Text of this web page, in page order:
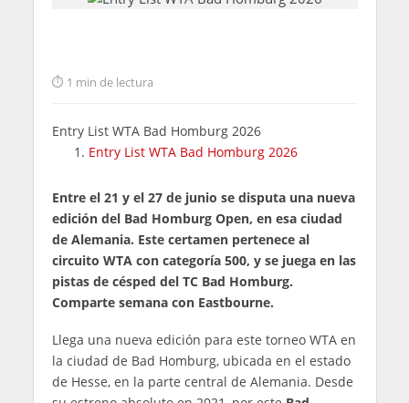
1 min de lectura
Entry List WTA Bad Homburg 2026
Entry List WTA Bad Homburg 2026
Entre el 21 y el 27 de junio se disputa una nueva
edición del Bad Homburg Open, en esa ciudad
de Alemania. Este certamen pertenece al
circuito WTA con categoría 500, y se juega en las
pistas de césped del TC Bad Homburg.
Comparte semana con Eastbourne.
Llega una nueva edición para este torneo WTA en
la ciudad de Bad Homburg, ubicada en el estado
de Hesse, en la parte central de Alemania. Desde